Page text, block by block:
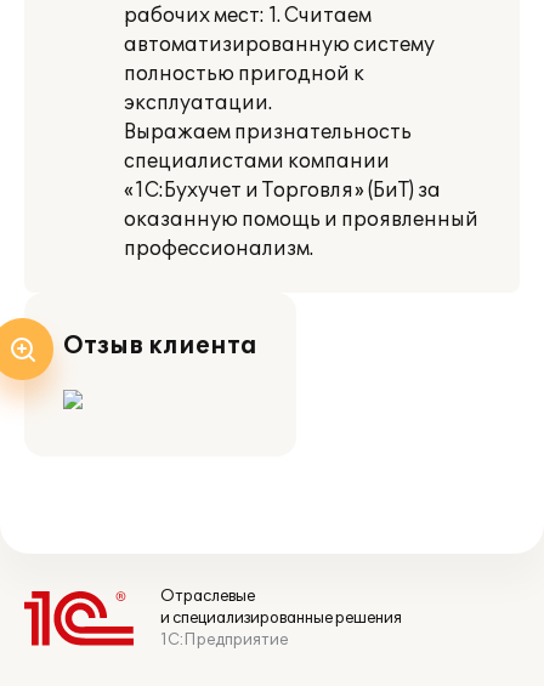
рабочих мест: 1. Считаем
автоматизированную систему
полностью пригодной к
эксплуатации.
Выражаем признательность
специалистами компании
«1С:Бухучет и Торговля» (БиТ) за
оказанную помощь и проявленный
профессионализм.
Отзыв клиента
Отраслевые
и специализированные решения
1С:Предприятие